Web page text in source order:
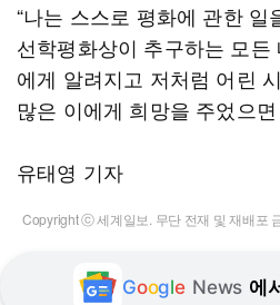
“나는 스스로 평화에 관한
선학평화상이 추구하는 모
에게 알려지고 저처럼 어린
많은 이에게 희망을 주었으면
유태영 기자
Copyright ⓒ 세계일보. 무단 전재 및 재배포
Google News 에